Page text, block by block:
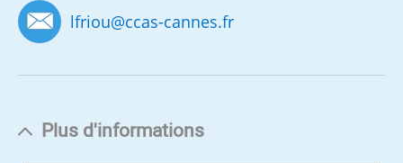
lfriou@ccas-cannes.fr
Plus d'informations